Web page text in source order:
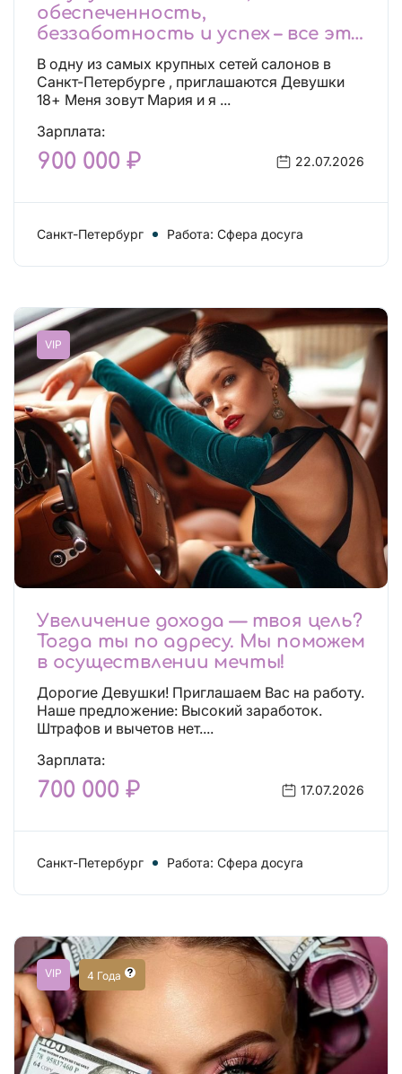
обеспеченность,
беззаботность и успех – все это
будет уже завтра, поспеши!
Лучшие условия!
В одну из самых крупных сетей салонов в
Санкт-Петербурге , приглашаются Девушки
18+ Меня зовут Мария и я ...
Зарплата:
900 000 ₽ 22.07.2026
Санкт-Петербург Работа: Сфера досуга
VIP
Увеличение дохода — твоя цель?
Тогда ты по адресу. Мы поможем
в осуществлении мечты!
Дорогие Девушки! Приглашаем Вас на работу.
Наше предложение: Высокий заработок.
Штрафов и вычетов нет....
Зарплата:
700 000 ₽ 17.07.2026
Санкт-Петербург Работа: Сфера досуга
VIP 4 Года